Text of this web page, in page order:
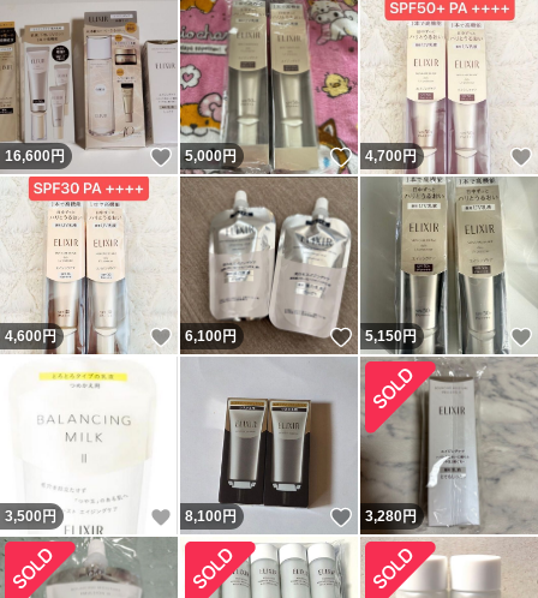
16,600円 いいね！
5,000円 いいね！
4,700円
4,600円 いいね！
6,100円 いいね！
5,150円
3,500 円 いいね！
8,100円 いいね！
3,280円